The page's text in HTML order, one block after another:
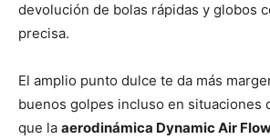
devolución de bolas rápidas y globos
precisa.
El amplio punto dulce te da más
buenos golpes incluso en situaciones
que la aerodinámica Dynamic Air